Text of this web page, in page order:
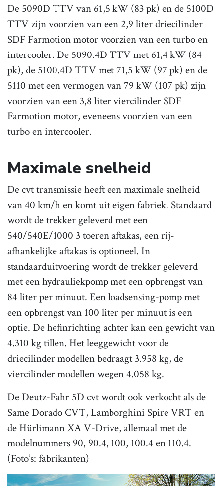
De 5090D TTV van 61,5 kW (83 pk) en de 5100D
TTV zijn voorzien van een 2,9 liter driecilinder
SDF Farmotion motor voorzien van een turbo en
intercooler. De 5090.4D TTV met 61,4 kW (84
pk), de 5100.4D TTV met 71,5 kW (97 pk) en de
5110 met een vermogen van 79 kW (107 pk) zijn
voorzien van een 3,8 liter viercilinder SDF
Farmotion motor, eveneens voorzien van een
turbo en intercooler.
Maximale snelheid
De cvt transmissie heeft een maximale snelheid
van 40 km/h en komt uit eigen fabriek. Standaard
wordt de trekker geleverd met een
540/540E/1000 3 toeren aftakas, een rij-
afhankelijke aftakas is optioneel. In
standaarduitvoering wordt de trekker geleverd
met een hydrauliekpomp met een opbrengst van
84 liter per minuut. Een loadsensing-pomp met
een opbrengst van 100 liter per minuut is een
optie. De hefinrichting achter kan een gewicht van
4.310 kg tillen. Het leeggewicht voor de
driecilinder modellen bedraagt 3.958 kg, de
viercilinder modellen wegen 4.058 kg.
De Deutz-Fahr 5D cvt wordt ook verkocht als de
Same Dorado CVT, Lamborghini Spire VRT en
de Hürlimann XA V-Drive, allemaal met de
modelnummers 90, 90.4, 100, 100.4 en 110.4.
(Foto’s: fabrikanten)